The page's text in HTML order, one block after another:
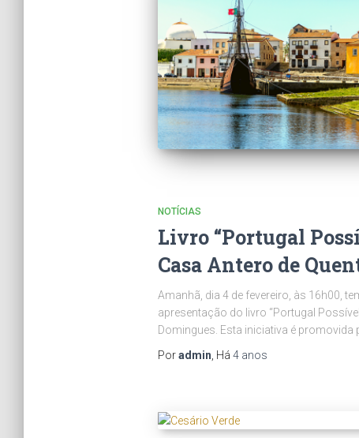
NOTÍCIAS
Livro “Portugal
Casa Antero de
Amanhã, dia 4 de fevereiro, às 16h00,
apresentação do livro “Portugal
Domingues. Esta iniciativa é promovida
Poradmin , Há 4 anos